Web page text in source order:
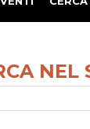
NEL